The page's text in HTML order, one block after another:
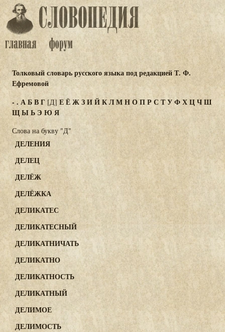
Толковый словарь русского языка под редакцией Т. Ф.
Ефремовой
- . АБВГ [Д] ЕЁЖЗИЙКЛМНОПРС ТУФХЦЧШ
ЩЫЬЭ ЮЯ
Слова на букву "Д"
ДЕЛЕНИЯ
ДЕЛЕЦ
ДЕЛЁЖ
ДЕЛЁЖКА
ДЕЛИКАТЕС
ДЕЛИКАТЕСНЫЙ
ДЕЛИКАТНИЧАТЬ
ДЕЛИКАТНО
ДЕЛИКАТНОСТЬ
ДЕЛИКАТНЫЙ
ДЕЛИМОЕ
ДЕЛИМОСТЬ